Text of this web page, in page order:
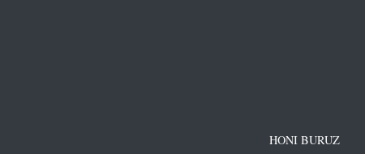
HONI BURUZ